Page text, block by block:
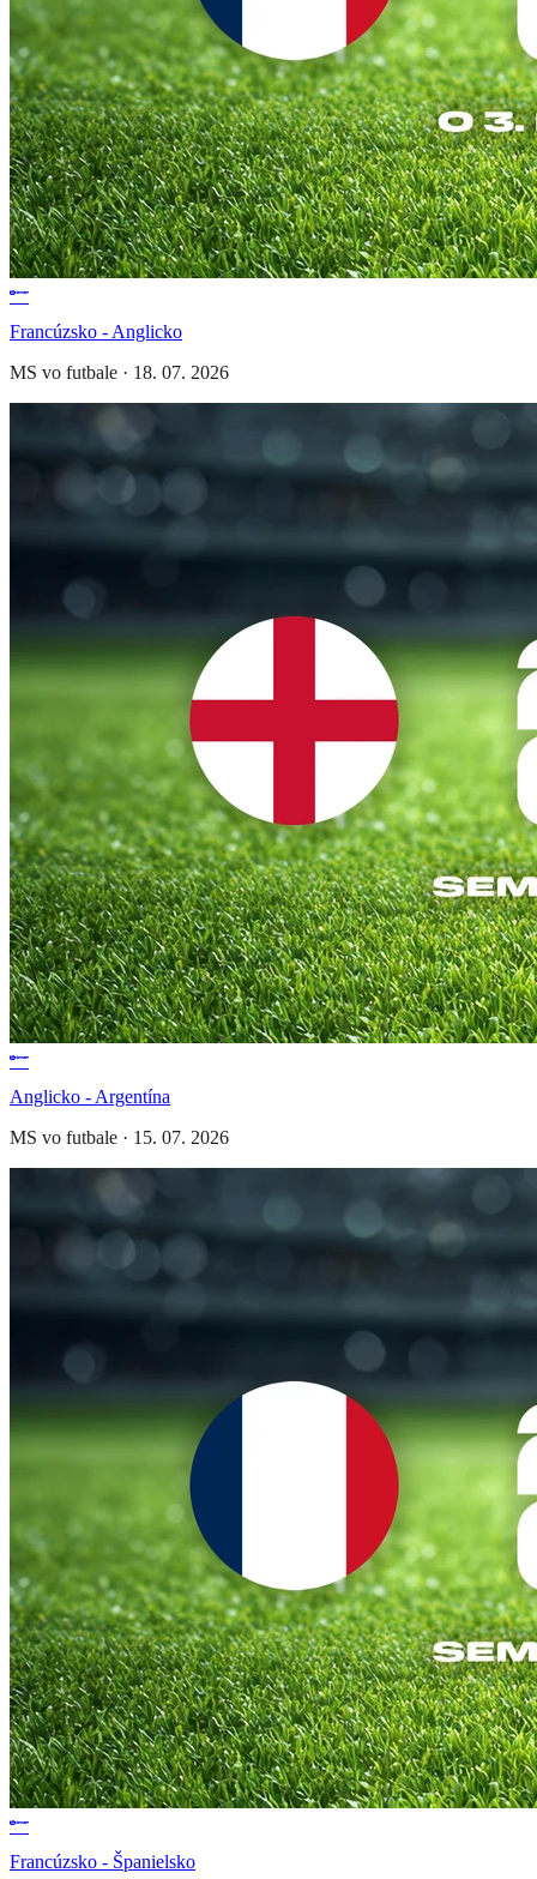
Francúzsko - Anglicko
MS vo futbale · 18. 07. 2026
Anglicko - Argentína
MS vo futbale · 15. 07. 2026
Francúzsko - Španielsko